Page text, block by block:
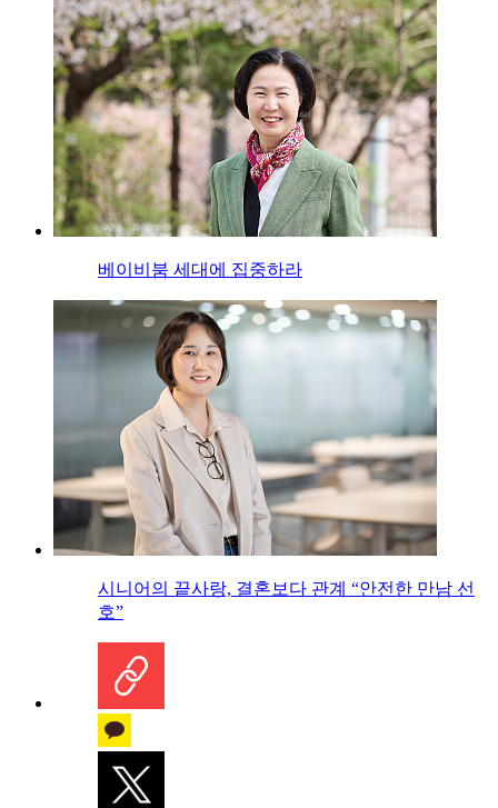
베이비붐 세대에 집중하라
시니어의 끝사랑, 결혼보다 관계 “안전한 만남 선
호”